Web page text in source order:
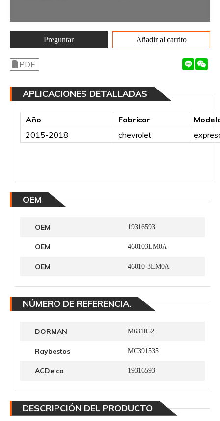
Preguntar Añadir al carrito
PDF
APLICACIONES DETALLADAS
Año Fabricar
2015-2018
chevrolet
OEM
OEM 19316593
OEM 460103LM0A
OEM 46010-3LM0A
NÚMERO DE REFERENCIA.
DORMAN M631052
Raybestos MC391535
ACDelco 19316593
DESCRIPCIÓN DEL PRODUCTO